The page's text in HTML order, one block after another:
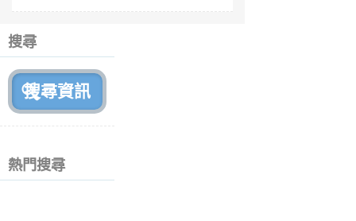
搜尋
熱門搜尋